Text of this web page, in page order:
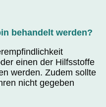
behandelt werden?
einen der Hilfsstoffe
werden. Zudem sollte
nicht gegeben